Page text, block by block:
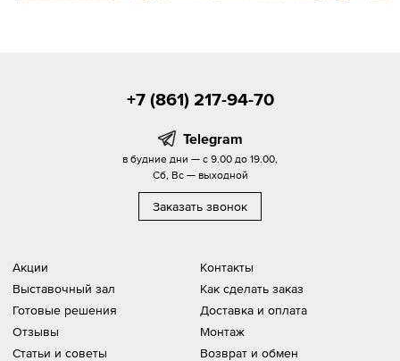
Акции
Выставочный зал
Готовые решения
Отзывы
Статьи и советы
Контакты
Как сделать заказ
Доставка и оплата
Монтаж
Возврат и обмен
+7 (861) 217-94-70
Telegram
в будние дни — с 9.00 до 19.00,
Сб, Вс — выходной
Заказать звонок